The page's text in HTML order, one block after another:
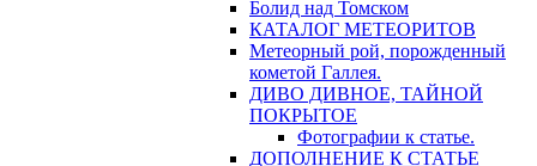
Болид над Томском
КАТАЛОГ МЕТЕОРИТОВ
Метеорный рой, порожденный
кометой Галлея.
ДИВО ДИВНОЕ, ТАЙНОЙ
ПОКРЫТОЕ
Фотографии к статье.
ДОПОЛНЕНИЕ К СТАТЬЕ